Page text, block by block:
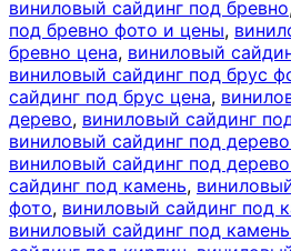
виниловый сайдинг под бревно
под бревно фото и цены,
бревно цена, виниловый
виниловый сайдинг под брус
сайдинг под брус цена,
дерево, виниловый сайдинг
виниловый сайдинг под
виниловый сайдинг под
сайдинг под камень,
фото, виниловый сайдинг под
виниловый сайдинг под